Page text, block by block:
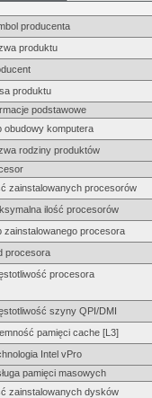
producenta
produktu
produktu
podstawowe
obudowy komputera
rodziny produktów
zainstalowanych procesorów
ilość procesorów
zainstalowanego procesora
procesora
procesora
szyny QPI/DMI
pamięci cache [L3]
Intel vPro
pamięci masowych
zainstalowanych dysków